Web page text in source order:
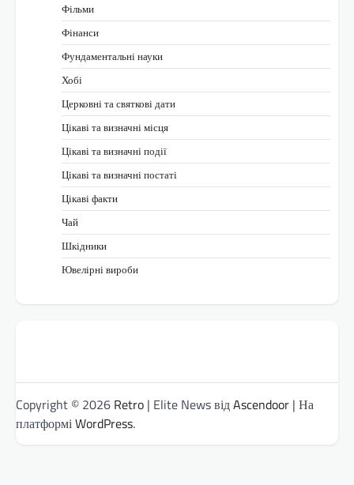
Фільми
Фінанси
Фундаментальні науки
Хобі
Церковні та святкові дати
Цікаві та визначні місця
Цікаві та визначні події
Цікаві та визначні постаті
Цікаві факти
Чай
Шкідники
Ювелірні вироби
Copyright © 2026 Retro | Elite News відAscendoor | На
платформіWordPress.